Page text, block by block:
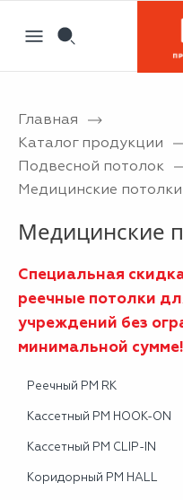
Назад
Партнерам
Вакансии
Информация
Назад
Кровля
Ограждения
Потолки
Двери
Металлоизделия
Назад
Сервисный
Координатная
Лазерная резка
Порошковая покраска
Проектирование
Вальцовка листового
Назад
Новости
Главная
Каталог продукции
Подвесной потолок
Медицинские потолки
Медицинские
Специальная
реечные потолки
учреждений без
минимальной сумме!
Реечный PM RK
Кассетный PM HOOK-ON
Кассетный PM CLIP-IN
Коридорный PM HALL